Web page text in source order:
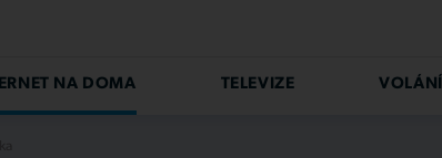
NA DOMA TELEVIZE VOLÁNÍ